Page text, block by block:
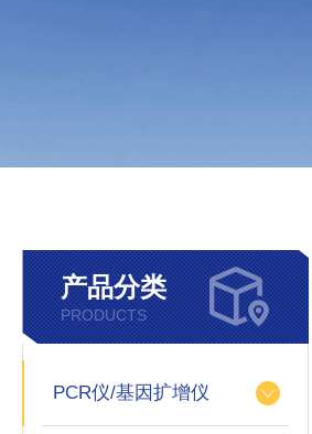
产品分类
PRODUCTS
PCR仪/基因扩增仪